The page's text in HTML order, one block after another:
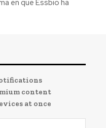
en que Essbio ha
content
at once